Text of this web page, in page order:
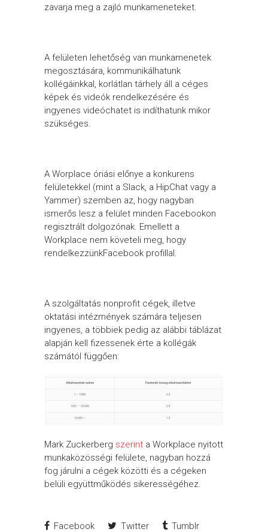
zavarja meg a zajló munkameneteket.
A felületen lehetőség van munkamenetek
megosztására, kommunikálhatunk
kollégáinkkal, korlátlan tárhely áll a céges
képek és videók rendelkezésére és
ingyenes videóchatet is indíthatunk mikor
szükséges.
A Worplace óriási előnye a konkurens
felületekkel (mint a Slack, a HipChat vagy a
Yammer) szemben az, hogy nagyban
ismerős lesz a felület minden Facebookon
regisztrált dolgozónak. Emellett a
Workplace nem követeli meg, hogy
rendelkezzünkFacebook profillal.
A szolgáltatás nonprofit cégek, illetve
oktatási intézmények számára teljesen
ingyenes, a többiek pedig az alábbi táblázat
alapján kell fizessenek érte a kollégák
számától függően:
Mark Zuckerberg szerint a Workplace nyitott
munkaközösségi felülete, nagyban hozzá
fog járulni a cégek közötti és a cégeken
belüli együttműködés sikerességéhez.
Facebook Twitter Tumblr